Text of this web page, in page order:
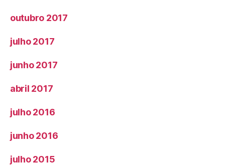
outubro 2017
julho 2017
junho 2017
abril 2017
julho 2016
junho 2016
julho 2015